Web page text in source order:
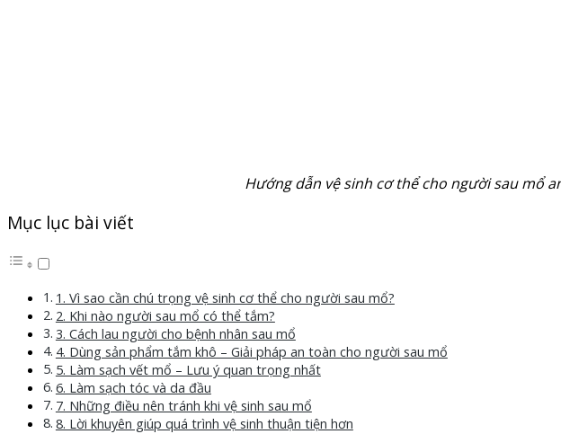
Hướng dẫn vệ sinh cơ thể cho người sau mổ
Mục lục bài viết
1. Vì sao cần chú trọng vệ sinh cơ thể cho người sau mổ?
2. Khi nào người sau mổ có thể tắm?
3. Cách lau người cho bệnh nhân sau mổ
4. Dùng sản phẩm tắm khô – Giải pháp an toàn cho người sau mổ
5. Làm sạch vết mổ – Lưu ý quan trọng nhất
6. Làm sạch tóc và da đầu
7. Những điều nên tránh khi vệ sinh sau mổ
8. Lời khuyên giúp quá trình vệ sinh thuận tiện hơn